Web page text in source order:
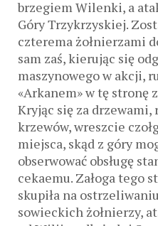
brzegiem Wilenki, a
Góry Trzykrzyskiej.
czterema żołnierzami
sam zaś, kierując się
maszynowego w akcji,
«Arkanem» w tę stronę
Kryjąc się za drzewami,
krzewów, wreszcie
miejsca, skąd z góry
obserwować obsługę
cekaemu. Załoga tego
skupiła na
sowieckich żołnierzy,